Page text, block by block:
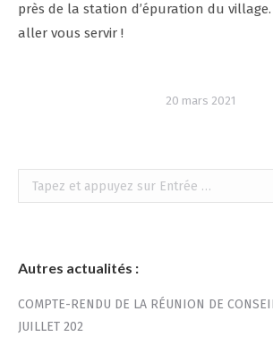
près de la station d’épuration du village.
aller vous servir !
20 mars 2021
Recherche
:
Autres actualités :
COMPTE-RENDU DE LA RÉUNION DE
JUILLET 202